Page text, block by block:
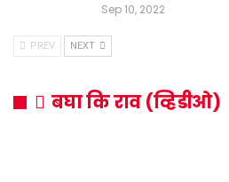
Sep 10, 2022
PREV NEXT
बघा कि राव (व्हिडीओ)